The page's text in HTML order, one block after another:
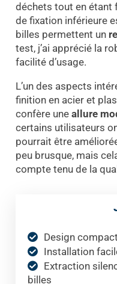
déchets tout en étant
de fixation inférieure
billes permettent un
test, j’ai apprécié la
facilité d’usage.
L’un des aspects
finition en acier et
confère une allure
certains utilisateurs
pourrait être
peu brusque, mais
compte tenu de la
Design
Installation
Extraction
billes